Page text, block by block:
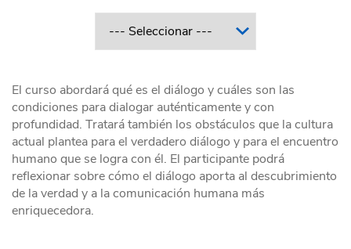
El curso abordará qué es el diálogo y cuáles son las
condiciones para dialogar auténticamente y con
profundidad. Tratará también los obstáculos que la cultura
actual plantea para el verdadero diálogo y para el encuentro
humano que se logra con él. El participante podrá
reflexionar sobre cómo el diálogo aporta al descubrimiento
de la verdad y a la comunicación humana más
enriquecedora.